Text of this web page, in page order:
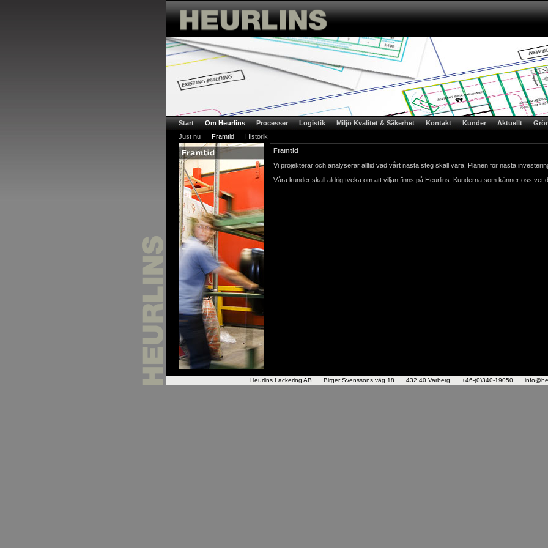
Start Om Heurlins Processer Logistik Miljö Kvalitet & Säkerhet Kontakt Kunder Aktuellt
Just nu
Framtid
Historik
Framtid
Vi projekterar och analyserar alltid vad vårt nästa steg skall vara. Planen för nästa
Våra kunder skall aldrig tveka om att viljan finns på Heurlins. Kunderna som känner oss vet
Heurlins Lackering AB Birger Svenssons väg 18 432 40 Varberg +46-(0)340-19050